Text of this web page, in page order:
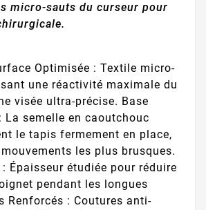
micro-sauts du curseur pour
Optimisée : Textile micro-
une réactivité maximale du
visée ultra-précise. Base
La semelle en caoutchouc
le tapis fermement en place,
les plus brusques.
Épaisseur étudiée pour réduire
pendant les longues
Renforcés : Coutures anti-